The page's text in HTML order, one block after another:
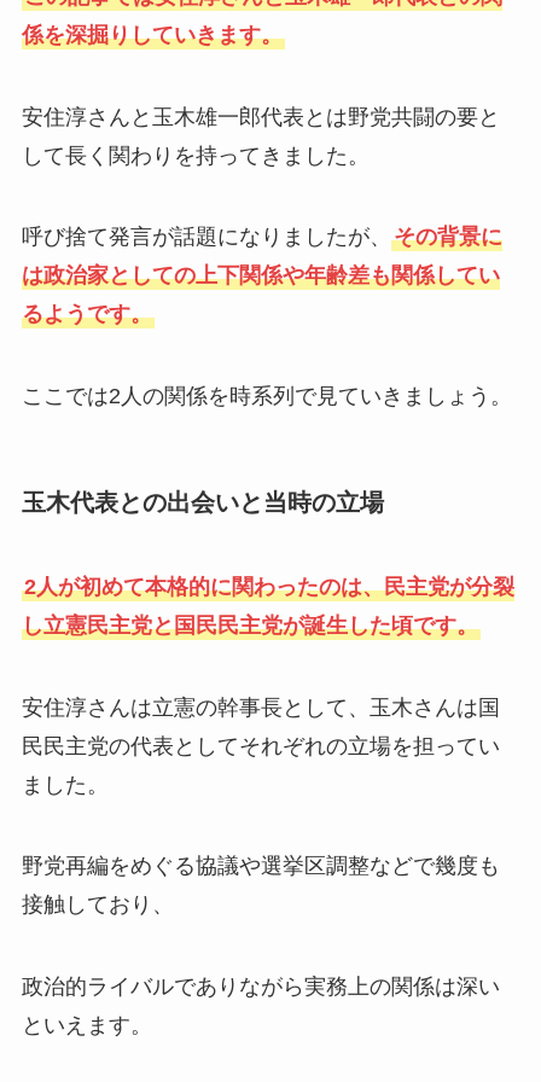
係を深掘りしていきます。
安住淳さんと玉木雄一郎代表とは野党共闘の要と
して長く関わりを持ってきました。
呼び捨て発言が話題になりましたが、 その背景に
は政治家としての上下関係や年齢差も関係してい
るようです。
ここでは2人の関係を時系列で見ていきましょう。
玉木代表との出会いと当時の立場
2人が初めて本格的に関わったのは、民主党が分裂
し立憲民主党と国民民主党が誕生した頃です。
安住淳さんは立憲の幹事長として、玉木さんは国
民民主党の代表としてそれぞれの立場を担ってい
ました。
野党再編をめぐる協議や選挙区調整などで幾度も
接触しており、
政治的ライバルでありながら実務上の関係は深い
といえます。